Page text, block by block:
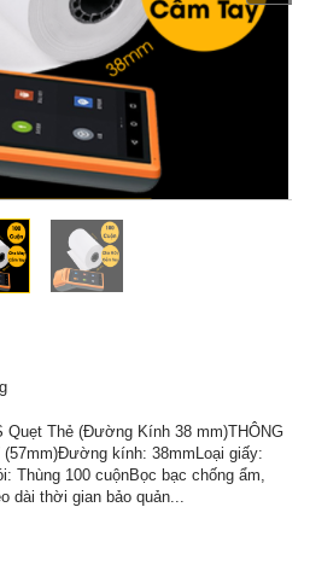
Quẹt Thẻ (Đường Kính 38 mm)THÔNG
kính: 38mmLoại giấy:
Thùng 100 cuộnBọc bạc chống ẩm,
dài thời gian bảo quản...